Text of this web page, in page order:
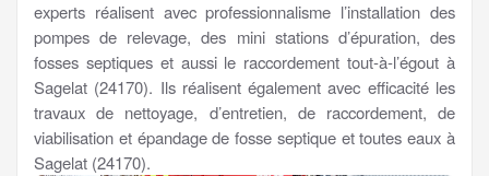
experts réalisent avec professionnalisme l’installation des
pompes de relevage, des mini stations d’épuration, des
fosses septiques et aussi le raccordement tout-à-l’égout à
Sagelat (24170). Ils réalisent également avec efficacité les
travaux de nettoyage, d’entretien, de raccordement, de
viabilisation et épandage de fosse septique et toutes eaux à
Sagelat (24170).